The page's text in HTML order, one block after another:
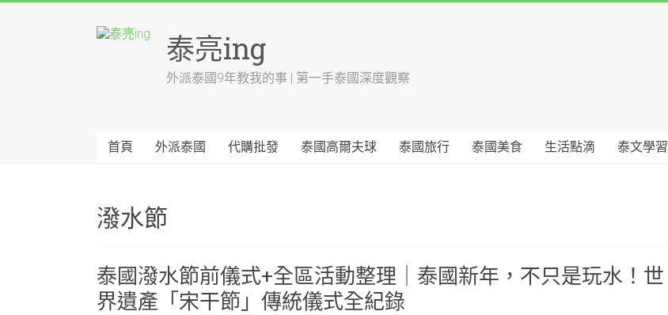
泰亮ing
外派泰國9年教我的事 | 第一手泰國深度觀察
首頁 外派泰國 代購批發 泰國高爾夫球 泰國旅行 泰國美食 生活點滴 泰文學習
潑水節
泰國潑水節前儀式+全區活動整理｜泰國新年，不只是玩水！世
界遺產「宋干節」傳統儀式全紀錄